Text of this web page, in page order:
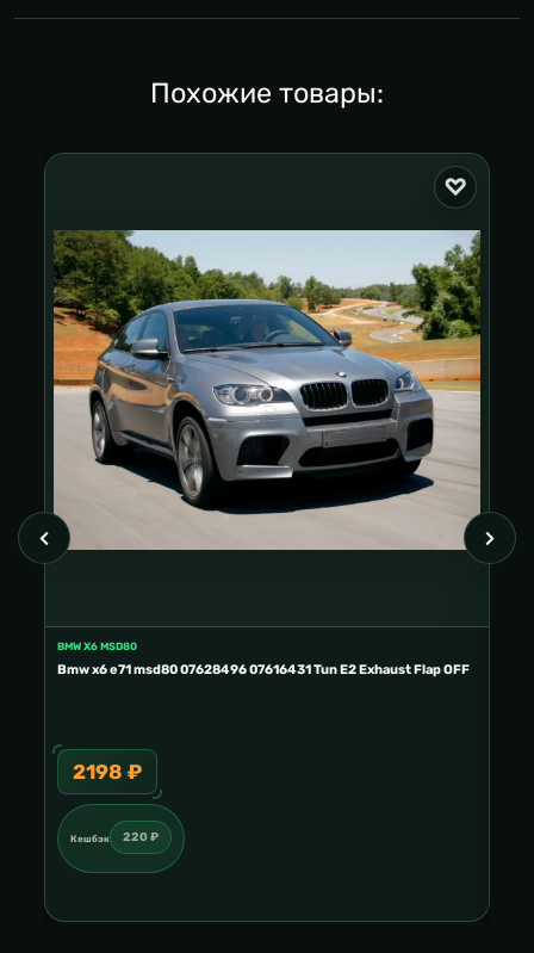
Похожие товары:
BMW X6 MSD80
Bmw x6 e71 msd80 07628496 07616431 Tun E2 Exhaust Flap OFF
2198 ₽
Кешбэк 220 ₽